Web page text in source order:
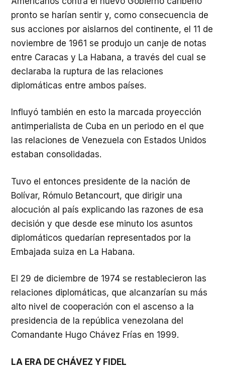
pronto se harían sentir y, como consecuencia de
sus acciones por aislarnos del continente, el 11 de
noviembre de 1961 se produjo un canje de notas
entre Caracas y La Habana, a través del cual se
declaraba la ruptura de las relaciones
diplomáticas entre ambos países.
Influyó también en esto la marcada proyección
antimperialista de Cuba en un periodo en el que
las relaciones de Venezuela con Estados Unidos
estaban consolidadas.
Tuvo el entonces presidente de la nación de
Bolívar, Rómulo Betancourt, que dirigir una
alocución al país explicando las razones de esa
decisión y que desde ese minuto los asuntos
diplomáticos quedarían representados por la
Embajada suiza en La Habana.
El 29 de diciembre de 1974 se restablecieron las
relaciones diplomáticas, que alcanzarían su más
alto nivel de cooperación con el ascenso a la
presidencia de la república venezolana del
Comandante Hugo Chávez Frías en 1999.
LA ERA DE CHÁVEZ Y FIDEL